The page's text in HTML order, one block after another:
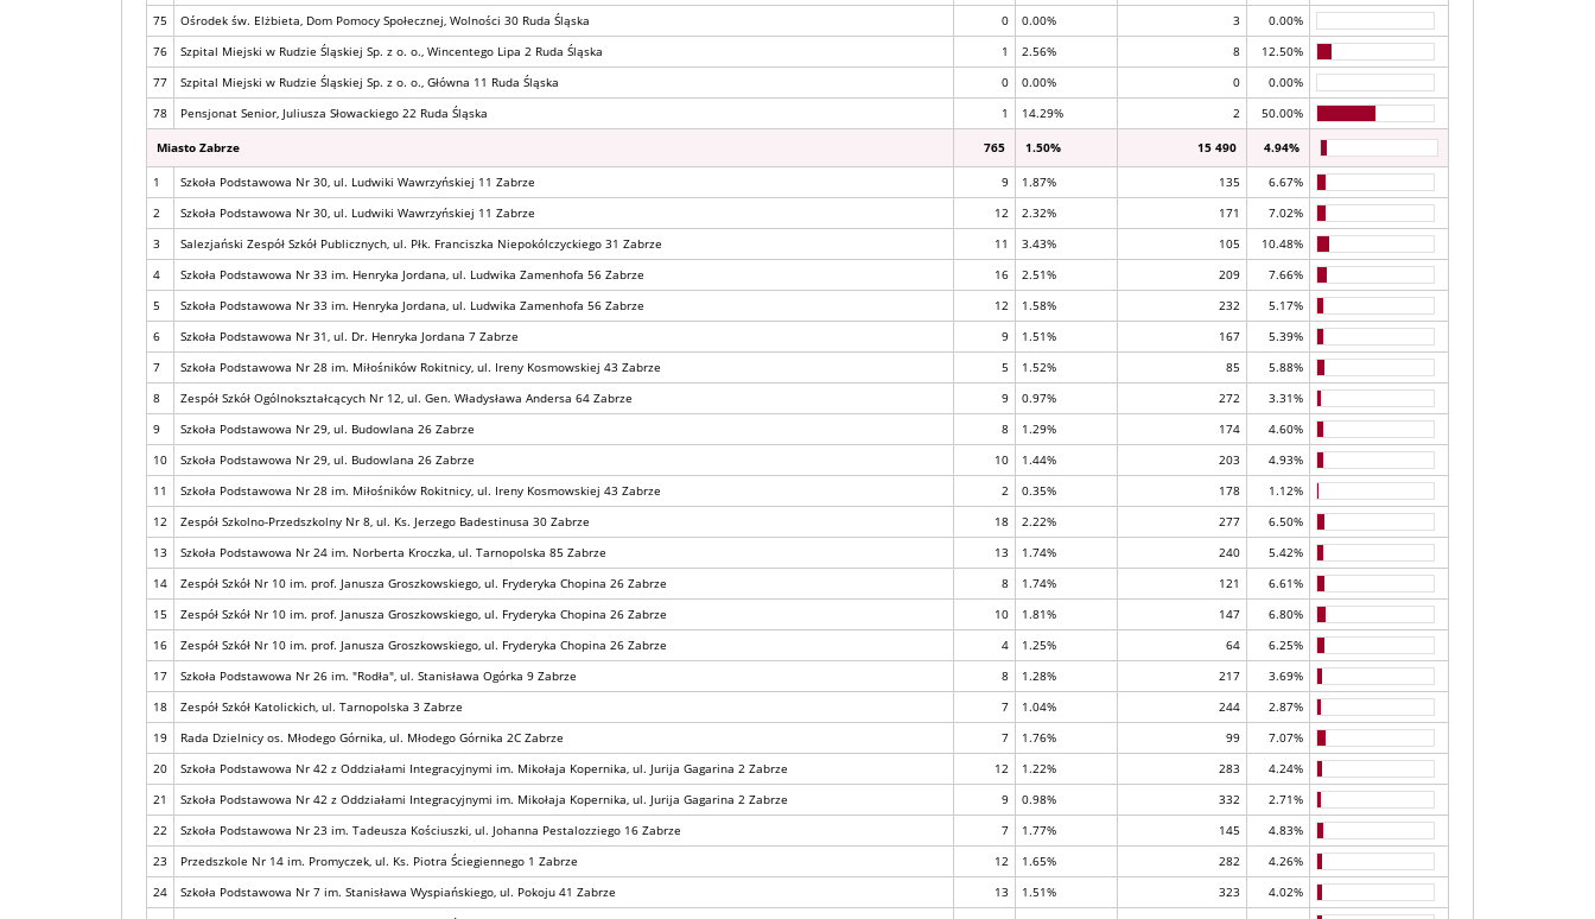
75
Ośrodek św. Elżbieta, Dom Pomocy Społecznej, Wolności 30 Ruda Śląska 0 0.00% 3
0.00%
76
Szpital Miejski w Rudzie Śląskiej Sp. z o. o., Wincentego Lipa 2 Ruda Śląska 1 2.56% 8
12.50%
77
Szpital Miejski w Rudzie Śląskiej Sp. z o. o., Główna 11 Ruda Śląska 0 0.00% 0
0.00%
78
Pensjonat Senior, Juliusza Słowackiego 22 Ruda Śląska 1 14.29% 2 50.00%
Miasto Zabrze 765 1.50% 15 490 4.94%
1 Szkoła Podstawowa Nr 30, ul. Ludwiki Wawrzyńskiej 11 Zabrze 9 1.87% 135
6.67%
2
Szkoła Podstawowa Nr 30, ul. Ludwiki Wawrzyńskiej 11 Zabrze 12 2.32% 171
7.02%
3
Salezjański Zespół Szkół Publicznych, ul. Płk. Franciszka Niepokólczyckiego 31 Zabrze 11 3.43% 105
10.48%
4
Szkoła Podstawowa Nr 33 im. Henryka Jordana, ul. Ludwika Zamenhofa 56 Zabrze 16 2.51% 209
7.66%
5
Szkoła Podstawowa Nr 33 im. Henryka Jordana, ul. Ludwika Zamenhofa 56 Zabrze 12 1.58% 232
5.17%
6
Szkoła Podstawowa Nr 31, ul. Dr. Henryka Jordana 7 Zabrze 9 1.51% 167
5.39%
7
Szkoła Podstawowa Nr 28 im. Miłośników Rokitnicy, ul. Ireny Kosmowskiej 43 Zabrze 5 1.52% 85
5.88%
8
Zespół Szkół Ogólnokształcących Nr 12, ul. Gen. Władysława Andersa 64 Zabrze 9 0.97% 272
3.31%
9
Szkoła Podstawowa Nr 29, ul. Budowlana 26 Zabrze 8 1.29% 174
4.60%
10
Szkoła Podstawowa Nr 29, ul. Budowlana 26 Zabrze 10 1.44% 203
4.93%
11
Szkoła Podstawowa Nr 28 im. Miłośników Rokitnicy, ul. Ireny Kosmowskiej 43 Zabrze 2 0.35% 178
1.12%
12
Zespół Szkolno-Przedszkolny Nr 8, ul. Ks. Jerzego Badestinusa 30 Zabrze 18 2.22% 277
6.50%
13
Szkoła Podstawowa Nr 24 im. Norberta Kroczka, ul. Tarnopolska 85 Zabrze 13 1.74% 240
5.42%
14
Zespół Szkół Nr 10 im. prof. Janusza Groszkowskiego, ul. Fryderyka Chopina 26 Zabrze 8 1.74% 121
6.61%
15
Zespół Szkół Nr 10 im. prof. Janusza Groszkowskiego, ul. Fryderyka Chopina 26 Zabrze 10 1.81% 147
6.80%
16
Zespół Szkół Nr 10 im. prof. Janusza Groszkowskiego, ul. Fryderyka Chopina 26 Zabrze 4 1.25% 64
6.25%
17
Szkoła Podstawowa Nr 26 im. "Rodła", ul. Stanisława Ogórka 9 Zabrze 8 1.28% 217
3.69%
18
Zespół Szkół Katolickich, ul. Tarnopolska 3 Zabrze 7 1.04% 244
2.87%
19
Rada Dzielnicy os. Młodego Górnika, ul. Młodego Górnika 2C Zabrze 7 1.76% 99
7.07%
20
Szkoła Podstawowa Nr 42 z Oddziałami Integracyjnymi im. Mikołaja Kopernika, ul. Jurija Gagarina 2 Zabrze 12 1.22% 283
4.24%
21
Szkoła Podstawowa Nr 42 z Oddziałami Integracyjnymi im. Mikołaja Kopernika, ul. Jurija Gagarina 2 Zabrze 9 0.98% 332
2.71%
22
Szkoła Podstawowa Nr 23 im. Tadeusza Kościuszki, ul. Johanna Pestalozziego 16 Zabrze 7 1.77% 145
4.83%
23
Przedszkole Nr 14 im. Promyczek, ul. Ks. Piotra Ściegiennego 1 Zabrze 12 1.65% 282
4.26%
24
Szkoła Podstawowa Nr 7 im. Stanisława Wyspiańskiego, ul. Pokoju 41 Zabrze 13 1.51% 323
4.02%